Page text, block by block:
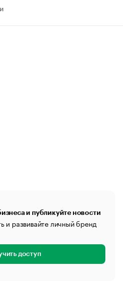
и публикуйте новости
и развивайте личный бренд
доступ